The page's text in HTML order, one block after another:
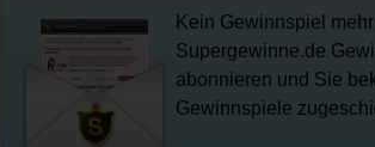
Kein Gewinnspiel
Supergewinne.de
abonnieren und Sie
Gewinnspiele